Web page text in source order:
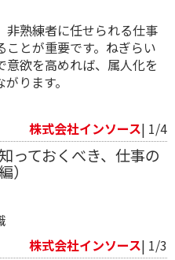
非熟練者に任せられる仕事
とが重要です。ねぎらい
欲を高めれば、属人化を
ります。
株式会社インソース| 1/4
っておくべき、仕事の
）
株式会社インソース| 1/3